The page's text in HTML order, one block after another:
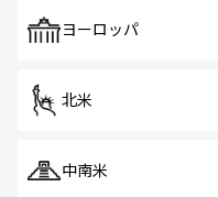
で、ホーカーズ
ヨーロッパ
北米
中南米